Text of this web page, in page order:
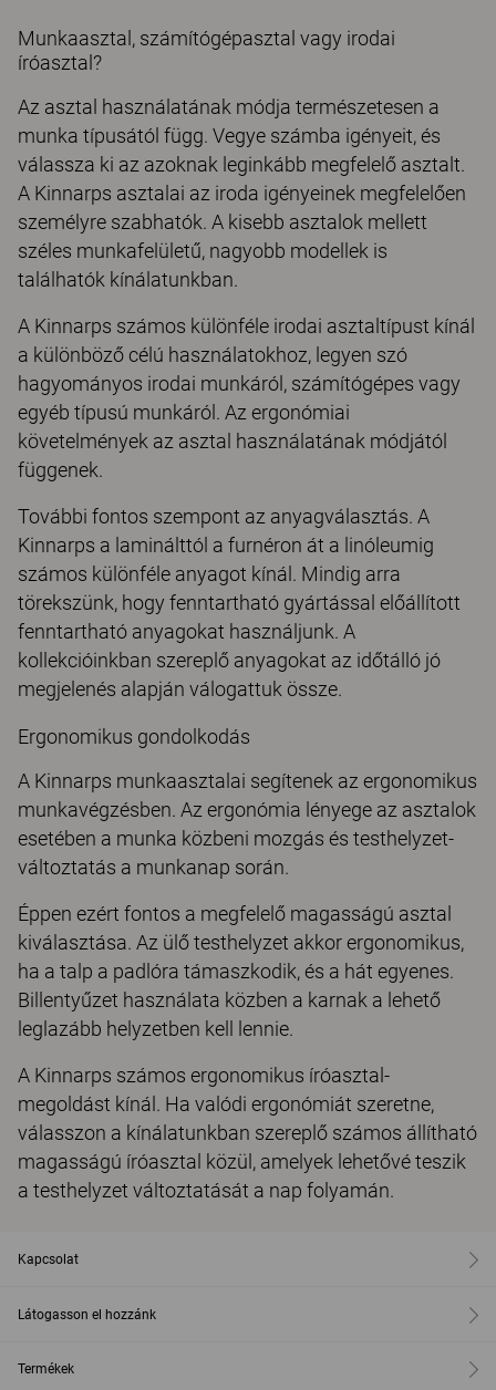
Munkaasztal, számítógépasztal vagy irodai
íróasztal?
Az asztal használatának módja természetesen a
munka típusától függ. Vegye számba igényeit, és
válassza ki az azoknak leginkább megfelelő asztalt.
A Kinnarps asztalai az iroda igényeinek megfelelően
személyre szabhatók. A kisebb asztalok mellett
széles munkafelületű, nagyobb modellek is
találhatók kínálatunkban.
A Kinnarps számos különféle irodai asztaltípust kínál
a különböző célú használatokhoz, legyen szó
hagyományos irodai munkáról, számítógépes vagy
egyéb típusú munkáról. Az ergonómiai
követelmények az asztal használatának módjától
függenek.
További fontos szempont az anyagválasztás. A
Kinnarps a laminálttól a furnéron át a linóleumig
számos különféle anyagot kínál. Mindig arra
törekszünk, hogy fenntartható gyártással előállított
fenntartható anyagokat használjunk. A
kollekcióinkban szereplő anyagokat az időtálló jó
megjelenés alapján válogattuk össze.
Ergonomikus gondolkodás
A Kinnarps munkaasztalai segítenek az ergonomikus
munkavégzésben. Az ergonómia lényege az asztalok
esetében a munka közbeni mozgás és testhelyzet-
változtatás a munkanap során.
Éppen ezért fontos a megfelelő magasságú asztal
kiválasztása. Az ülő testhelyzet akkor ergonomikus,
ha a talp a padlóra támaszkodik, és a hát egyenes.
Billentyűzet használata közben a karnak a lehető
leglazább helyzetben kell lennie.
A Kinnarps számos ergonomikus íróasztal-
megoldást kínál. Ha valódi ergonómiát szeretne,
válasszon a kínálatunkban szereplő számos állítható
magasságú íróasztal közül, amelyek lehetővé teszik
a testhelyzet változtatását a nap folyamán.
Kapcsolat
Látogasson el hozzánk
Termékek